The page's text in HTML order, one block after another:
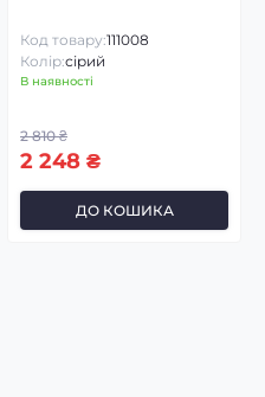
Код товару:111008
Колір:сірий
В наявності
2 810 ₴
2 248 ₴
ДО КОШИКА